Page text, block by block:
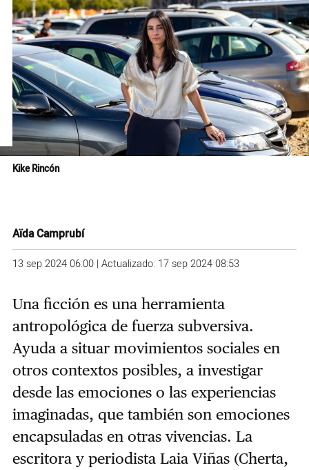
Kike Rincón
Aïda Camprubí
13 sep 2024 06:00 | Actualizado: 17 sep 2024 08:53
Una ficción es una herramienta
antropológica de fuerza subversiva.
Ayuda a situar movimientos sociales en
otros contextos posibles, a investigar
desde las emociones o las experiencias
imaginadas, que también son emociones
encapsuladas en otras vivencias. La
escritora y periodista Laia Viñas (Cherta,